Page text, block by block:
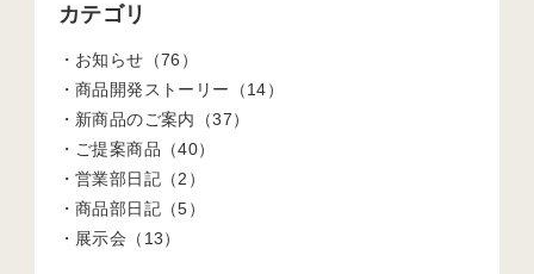
カテゴリ
お知らせ（76）
商品開発ストーリー（14）
新商品のご案内（37）
ご提案商品（40）
営業部日記（2）
商品部日記（5）
展示会（13）